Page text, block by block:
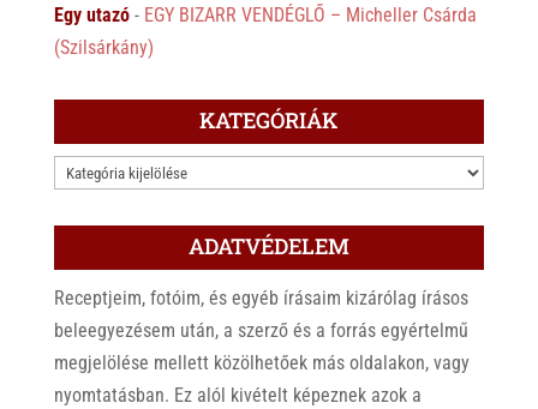
Egy utazó- EGY BIZARR VENDÉGLŐ – Micheller Csárda
(Szilsárkány)
KATEGÓRIÁK
KATEGÓRIÁK
ADATVÉDELEM
Receptjeim, fotóim, és egyéb írásaim kizárólag írásos
beleegyezésem után, a szerző és a forrás egyértelmű
megjelölése mellett közölhetőek más oldalakon, vagy
nyomtatásban. Ez alól kivételt képeznek azok a